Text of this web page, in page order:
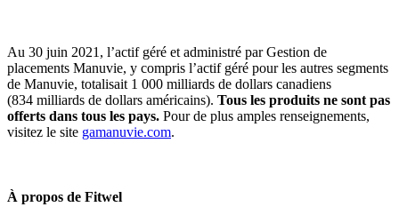
Au 30 juin 2021, l’actif géré et administré par Gestion de
placements Manuvie, y compris l’actif géré pour les autres segments
de Manuvie, totalisait 1 000 milliards de dollars canadiens
(834 milliards de dollars américains). Tous les produits ne sont pas
offerts dans tous les pays. Pour de plus amples renseignements,
visitez le site gamanuvie.com.
À propos de Fitwel